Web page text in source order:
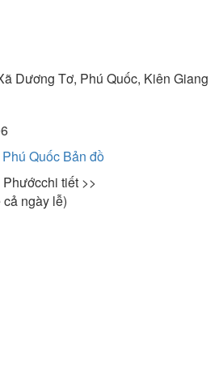
Dương Tơ, Phú Quốc, Kiên Giang
Phú Quốc Bản đồ
Phướcchi tiết >>
cả ngày lễ)